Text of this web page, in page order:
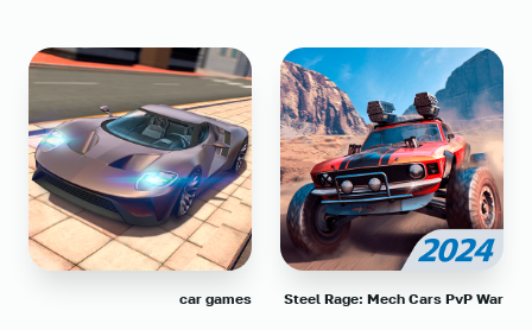
Steel Rage: Mech Cars PvP War
car games